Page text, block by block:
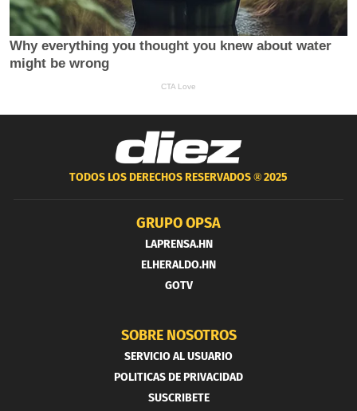
TODOS LOS DERECHOS RESERVADOS ®2025
GRUPO OPSA
LAPRENSA.HN
ELHERALDO.HN
GOTV
SOBRE NOSOTROS
SERVICIO AL USUARIO
POLITICAS DE PRIVACIDAD
SUSCRIBETE